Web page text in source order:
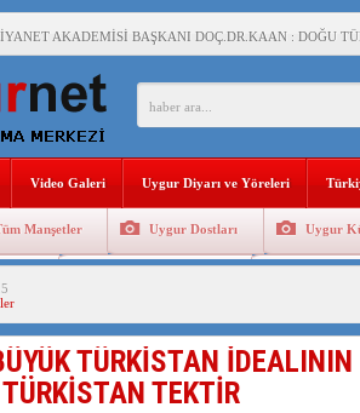
AKADEMİSİ BAŞKANI DOÇ.DR.KAAN : DOĞU
YILDIR KAYNAYAN YARAMIZ : ÇİN İŞGALİNDEKİ
URUMÇİ KATLİAMI MESAJİ : 05.07.2009
ANKARA BÜYÜKELÇİSİ JİANG’İN TRABZON
Video Galeri Uygur Diyarı ve Yöreleri
Manşetler Uygur Dostları Uygur
TÜRKİSTAN İDEALININ
TEKTİR